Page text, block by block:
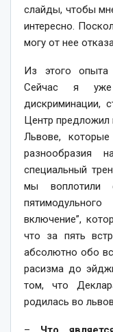
слайды, чтобы
интересно.
могу от нее
Из этого опыта
Сейчас я
дискриминации,
Центр предложил
Львове,
разнообразия
специальный
мы
включение”,
что за пять
абсолютно обо
расизма до
том, что
родилась во